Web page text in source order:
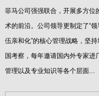
菲马公司强强联合，开展多方位
术的前沿。公司领导更制定了“
伍亲和化”的核心管理战略，坚
国考察，每年邀请国内外专家进
管理以及专业知识等各个层面...